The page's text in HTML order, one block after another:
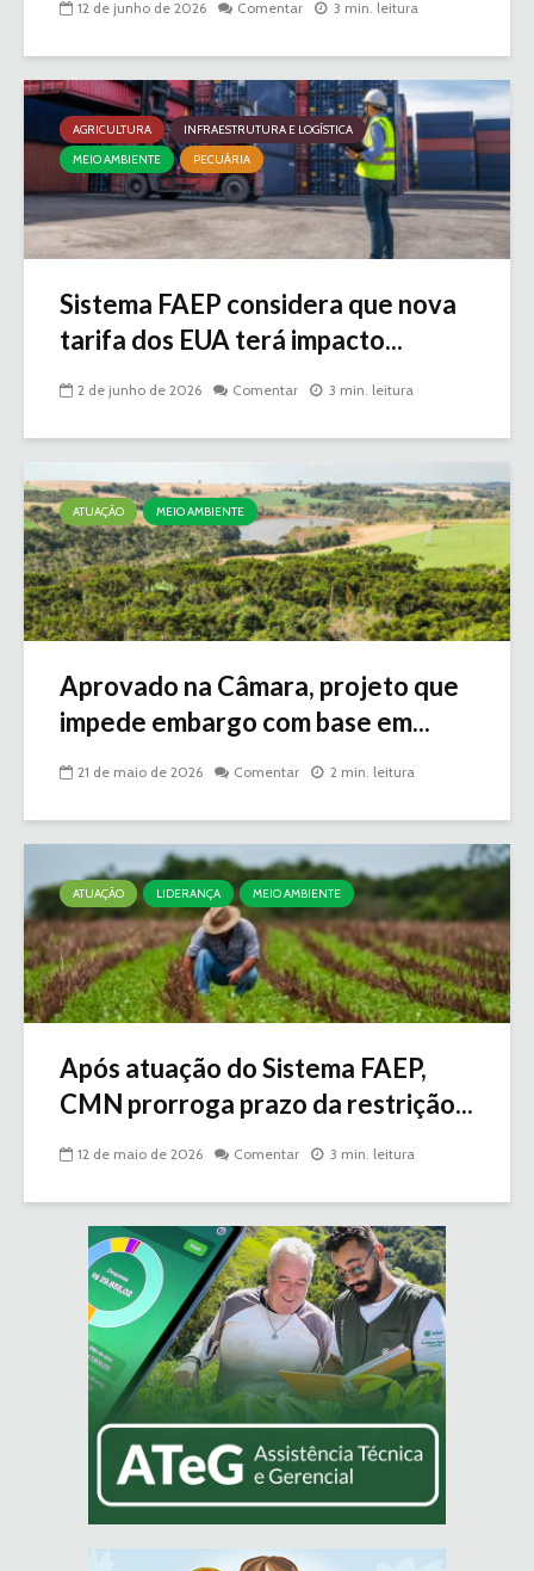
12 de junho de 2026 Comentar 3 min. leitura
AGRICULTURA
INFRAESTRUTURA E LOGÍSTICA
MEIO AMBIENTE
PECUÁRIA
Sistema FAEP considera que nova
tarifa dos EUA terá impacto...
2 de junho de 2026 Comentar 3 min. leitura
ATUAÇÃO MEIO AMBIENTE
Aprovado na Câmara, projeto que
impede embargo com base em...
21 de maio de 2026 Comentar 2 min. leitura
ATUAÇÃO LIDERANÇA MEIO AMBIENTE
Após atuação do Sistema FAEP,
CMN prorroga prazo da restrição...
12 de maio de 2026 Comentar 3 min. leitura